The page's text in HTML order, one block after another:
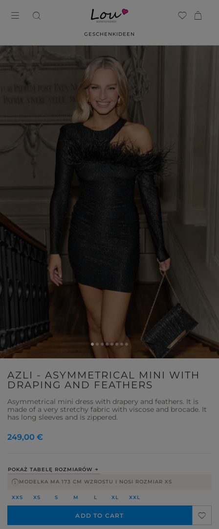
GESCHENKIDEEN
AZLI - ASYMMETRICAL MINI WITH
DRAPING AND FEATHERS
Asymmetrical mini dress with drapery and feathers. It is
made of a very stretchy fabric with viscose and brocade. It
has long sleeves and is zippered.
POKAŻ TABELĘ ROZMIARÓW
MODELKA MA 173 CM WZROSTU I NOSI ROZMIAR XS
XXS XS S M L XL XXL
ADD TO CART
249,00 €